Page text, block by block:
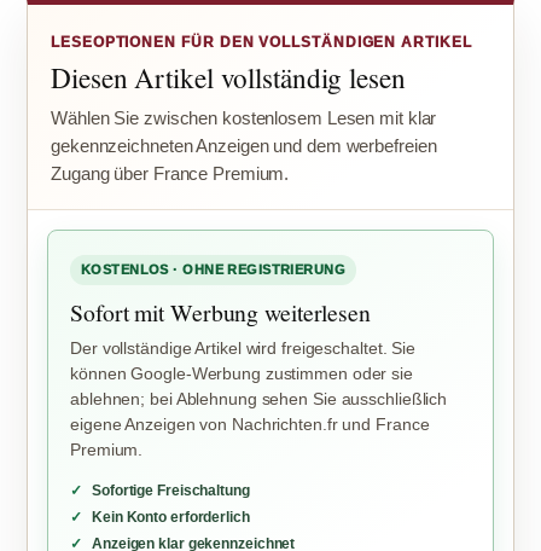
LESEOPTIONEN FÜR DEN VOLLSTÄNDIGEN ARTIKEL
Diesen Artikel vollständig lesen
Wählen Sie zwischen kostenlosem Lesen mit klar
gekennzeichneten Anzeigen und dem werbefreien
Zugang über France Premium.
KOSTENLOS · OHNE REGISTRIERUNG
Sofort mit Werbung weiterlesen
Der vollständige Artikel wird freigeschaltet. Sie
können Google-Werbung zustimmen oder sie
ablehnen; bei Ablehnung sehen Sie ausschließlich
eigene Anzeigen von Nachrichten.fr und France
Premium.
Sofortige Freischaltung
Kein Konto erforderlich
Anzeigen klar gekennzeichnet